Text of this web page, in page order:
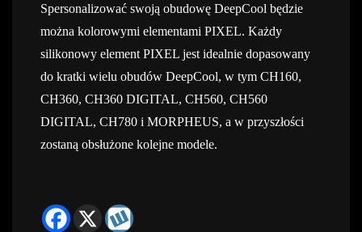
Spersonalizować swoją obudowę DeepCool będzie
można kolorowymi elementami PIXEL. Każdy
silikonowy element PIXEL jest idealnie dopasowany
do kratki wielu obudów DeepCool, w tym CH160,
CH360, CH360 DIGITAL, CH560, CH560
DIGITAL, CH780 i MORPHEUS, a w przyszłości
zostaną obsłużone kolejne modele.